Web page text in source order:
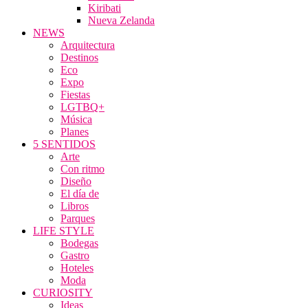
Kiribati
Nueva Zelanda
NEWS
Arquitectura
Destinos
Eco
Expo
Fiestas
LGTBQ+
Música
Planes
5 SENTIDOS
Arte
Con ritmo
Diseño
El día de
Libros
Parques
LIFE STYLE
Bodegas
Gastro
Hoteles
Moda
CURIOSITY
Ideas